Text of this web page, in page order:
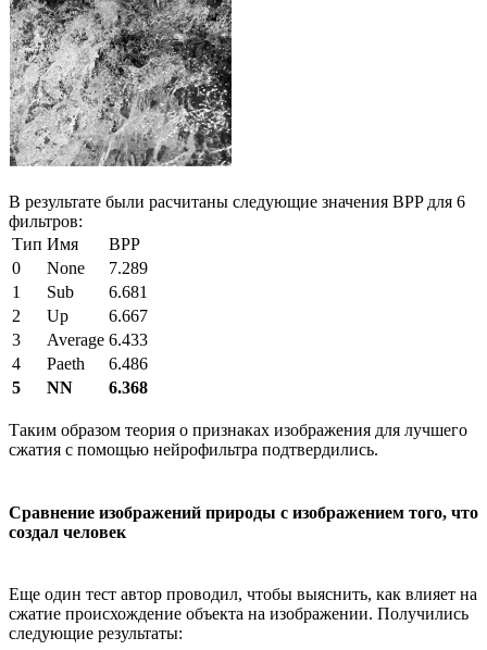
В результате были расчитаны следующие значения BPP для 6
фильтров:
Тип Имя
BPP
0
None
7.289
1
Sub
6.681
2
Up
6.667
3
Average 6.433
4
Paeth
6.486
5
NN 6.368
Таким образом теория о признаках изображения для лучшего
сжатия с помощью нейрофильтра подтвердились.
Сравнение изображений природы с изображением того, что
создал человек
Еще один тест автор проводил, чтобы выяснить, как влияет на
сжатие происхождение объекта на изображении. Получились
следующие результаты: